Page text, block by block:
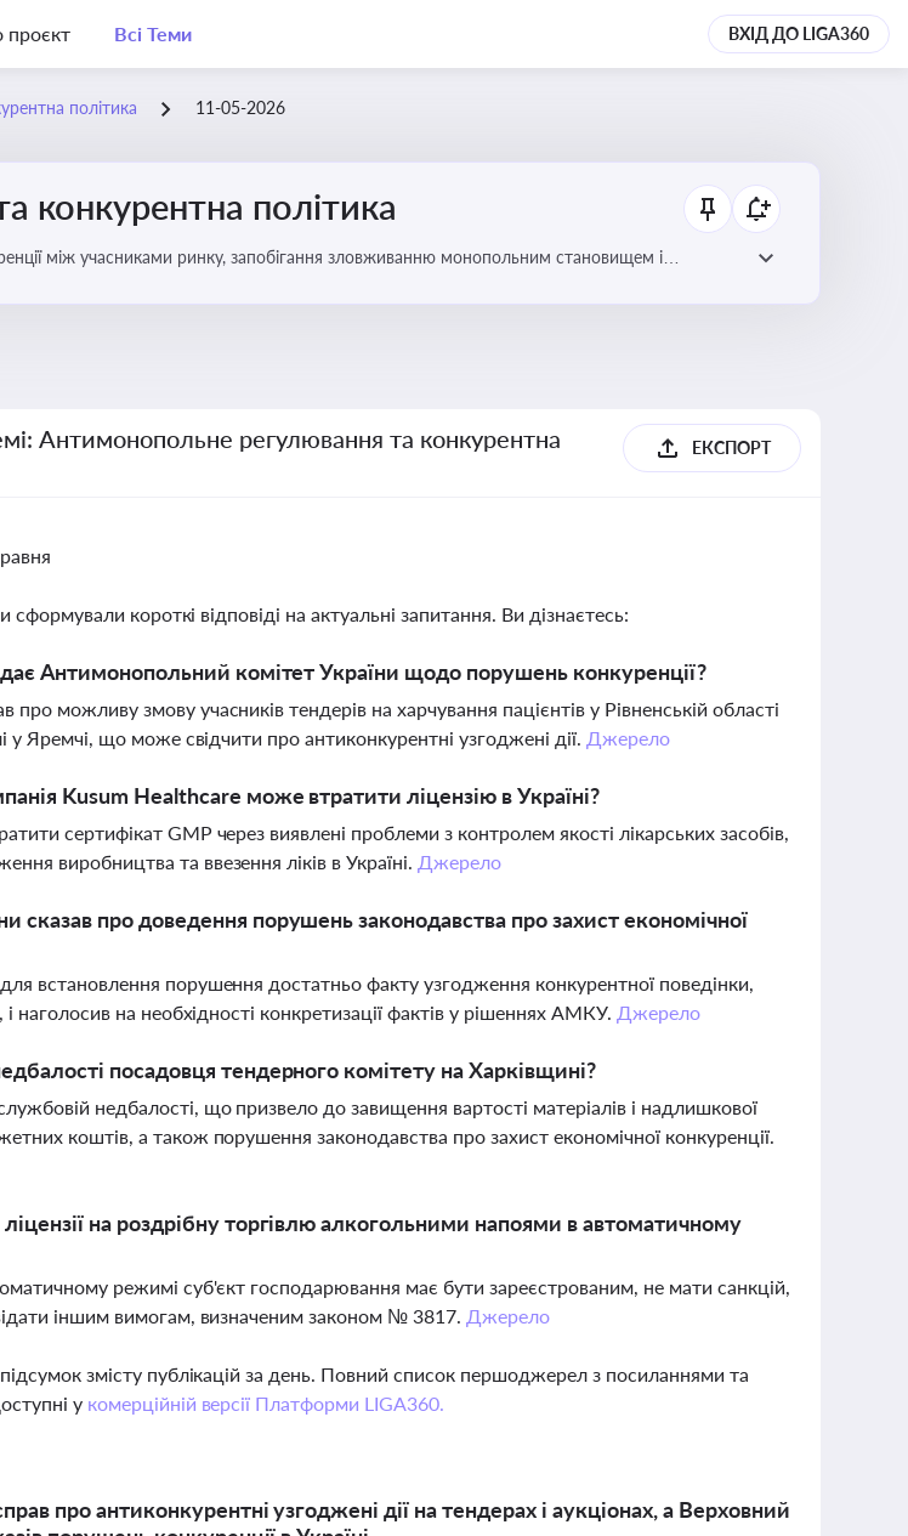
проєкт Всі Теми ВХІД ДО LIGA360
політика 11-05-2026
конкурентна політика
між учасниками ринку, запобігання зловживанню монопольним становищем і
Антимонопольне регулювання та конкурентна
ЕКСПОРТ
сформували короткі відповіді на актуальні запитання. Ви дізнаєтесь:
Антимонопольний комітет України щодо порушень конкуренції?
можливу змову учасників тендерів на харчування пацієнтів у Рівненській області
у Яремчі, що може свідчити про антиконкурентні узгоджені дії. Джерело
Kusum Healthcare може втратити ліцензію в Україні?
сертифікат GMP через виявлені проблеми з контролем якості лікарських засобів,
виробництва та ввезення ліків в Україні. Джерело
сказав про доведення порушень законодавства про захист економічної
встановлення порушення достатньо факту узгодження конкурентної поведінки,
і наголосив на необхідності конкретизації фактів у рішеннях АМКУ. Джерело
посадовця тендерного комітету на Харківщині?
недбалості, що призвело до завищення вартості матеріалів і надлишкової
коштів, а також порушення законодавства про захист економічної конкуренції.
на роздрібну торгівлю алкогольними напоями в автоматичному
режимі суб'єкт господарювання має бути зареєстрованим, не мати санкцій,
іншим вимогам, визначеним законом № 3817. Джерело
змісту публікацій за день. Повний список першоджерел з посиланнями та
у комерційній версії Платформи LIGA360.
про антиконкурентні узгоджені дії на тендерах і аукціонах, а Верховний